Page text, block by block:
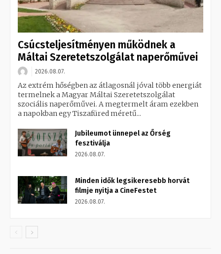
Csúcsteljesítményen működnek a
Máltai Szeretetszolgálat naperőművei
2026.08.07.
Az extrém hőségben az átlagosnál jóval több energiát
termelnek a Magyar Máltai Szeretetszolgálat
szociális naperőművei. A megtermelt áram ezekben
a napokban egy Tiszafüred méretű...
Jubileumot ünnepel az Őrség
fesztiválja
2026.08.07.
Minden idők legsikeresebb horvát
filmje nyitja a CineFestet
2026.08.07.